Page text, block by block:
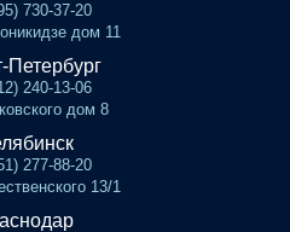
730-37-20
дом 11
Петербург
240-13-06
дом 8
277-88-20
13/1